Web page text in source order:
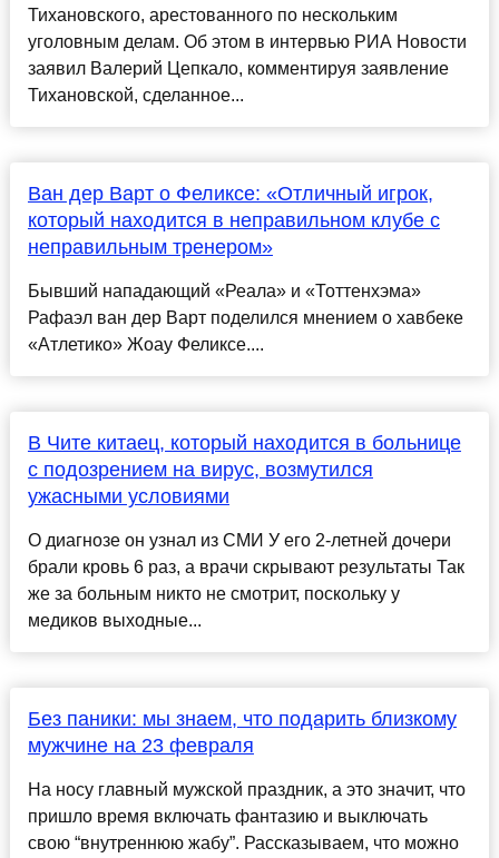
Тихановского, арестованного по нескольким
уголовным делам. Об этом в интервью РИА Новости
заявил Валерий Цепкало, комментируя заявление
Тихановской, сделанное...
Ван дер Варт о Феликсе: «Отличный игрок,
который находится в неправильном клубе с
неправильным тренером»
Бывший нападающий «Реала» и «Тоттенхэма»
Рафаэл ван дер Варт поделился мнением о хавбеке
«Атлетико» Жоау Феликсе....
В Чите китаец, который находится в больнице
с подозрением на вирус, возмутился
ужасными условиями
О диагнозе он узнал из СМИ У его 2-летней дочери
брали кровь 6 раз, а врачи скрывают результаты Так
же за больным никто не смотрит, поскольку у
медиков выходные...
Без паники: мы знаем, что подарить близкому
мужчине на 23 февраля
На носу главный мужской праздник, а это значит, что
пришло время включать фантазию и выключать
свою “внутреннюю жабу”. Рассказываем, что можно